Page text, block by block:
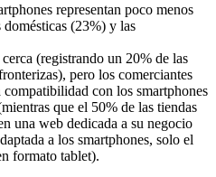
representan poco menos
domésticas (23%) y las
(registrando un 20% de las
pero los comerciantes
con los smartphones
que el 50% de las tiendas
una web dedicada a su negocio
a los smartphones, solo el
formato tablet).